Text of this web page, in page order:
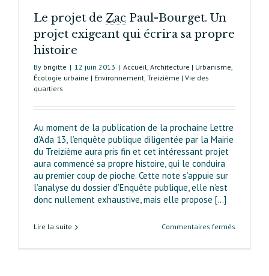
Le projet de Zac Paul-Bourget. Un
projet exigeant qui écrira sa propre
histoire
By brigitte | 12 juin 2013 | Accueil, Architecture | Urbanisme,
Écologie urbaine | Environnement, Treizième | Vie des
quartiers
Au moment de la publication de la prochaine Lettre
d’Ada 13, l’enquête publique diligentée par la Mairie
du Treizième aura pris fin et cet intéressant projet
aura commencé sa propre histoire, qui le conduira
au premier coup de pioche. Cette note s’appuie sur
l’analyse du dossier d’Enquête publique, elle n’est
donc nullement exhaustive, mais elle propose [...]
Lire la suite Commentaires fermés